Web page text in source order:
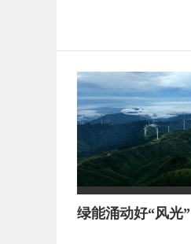
绿能涌动好“风光”